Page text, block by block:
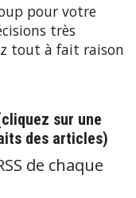
pour votre
très
tout à fait raison
sur une
des articles)
de chaque